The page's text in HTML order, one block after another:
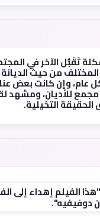
تَقَبُّل الآخر في
من حيث الديانة
وإن كانت بعض
مجمع للأديان، ومشهد
التخيلية.
الفيلم إهداء إلى
دوفيفيه".